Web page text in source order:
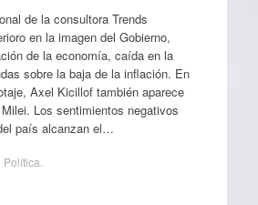
de la consultora Trends
en la imagen del Gobierno,
de la economía, caída en la
sobre la baja de la inflación. En
Axel Kicillof también aparece
Los sentimientos negativos
país alcanzan el…
Política